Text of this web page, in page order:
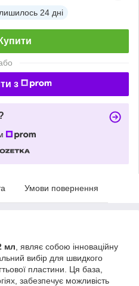
24 дні
Купити
з
Умови повернення
мл , являє собою інноваційну
вибір для швидкого
пластини. Ця база,
забезпечує можливість